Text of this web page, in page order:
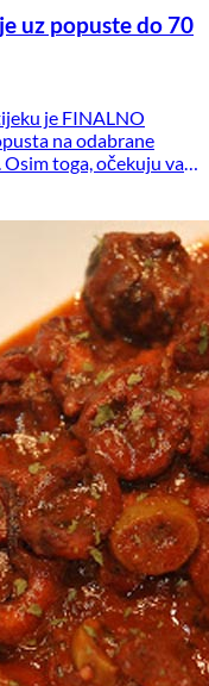
uz popuste do 70
je FINALNO
na odabrane
toga, očekuju vas
% + dodatnih 20 %
70 % Posjetite nas u